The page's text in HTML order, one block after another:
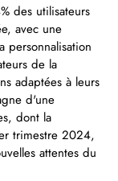
des utilisateurs
avec une
personnalisation
de la
adaptées à leurs
d'une
dont la
trimestre 2024,
attentes du